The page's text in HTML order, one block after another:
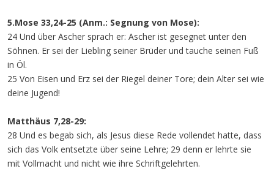
5.Mose 33,24-25 (Anm.: Segnung von Mose):
24 Und über Ascher sprach er: Ascher ist gesegnet unter den
Söhnen. Er sei der Liebling seiner Brüder und tauche seinen Fuß
in Öl.
25 Von Eisen und Erz sei der Riegel deiner Tore; dein Alter sei wie
deine Jugend!
Matthäus 7,28-29:
28 Und es begab sich, als Jesus diese Rede vollendet hatte, dass
sich das Volk entsetzte über seine Lehre; 29 denn er lehrte sie
mit Vollmacht und nicht wie ihre Schriftgelehrten.